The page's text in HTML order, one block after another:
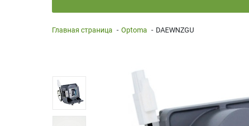
Главная страница - Optoma - DAEWNZGU